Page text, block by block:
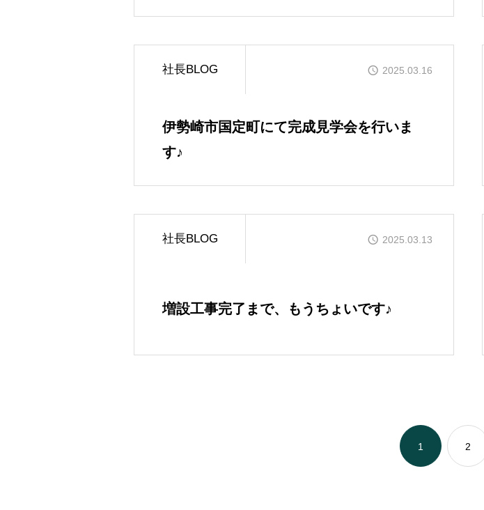
社長BLOG 2025.03.16
伊勢崎市国定町にて完成見学会を行いま
す♪
社長BLOG 2025.03.13
増設工事完了まで、もうちょいです♪
1 2